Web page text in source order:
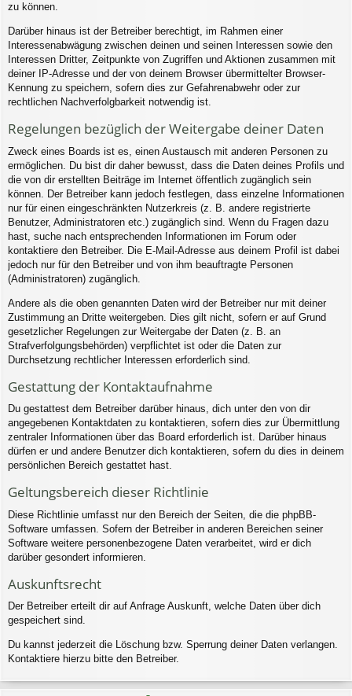
zu können.
Darüber hinaus ist der Betreiber berechtigt, im Rahmen einer
Interessenabwägung zwischen deinen und seinen Interessen sowie den
Interessen Dritter, Zeitpunkte von Zugriffen und Aktionen zusammen mit
deiner IP-Adresse und der von deinem Browser übermittelter Browser-
Kennung zu speichern, sofern dies zur Gefahrenabwehr oder zur
rechtlichen Nachverfolgbarkeit notwendig ist.
Regelungen bezüglich der Weitergabe deiner Daten
Zweck eines Boards ist es, einen Austausch mit anderen Personen zu
ermöglichen. Du bist dir daher bewusst, dass die Daten deines Profils und
die von dir erstellten Beiträge im Internet öffentlich zugänglich sein
können. Der Betreiber kann jedoch festlegen, dass einzelne Informationen
nur für einen eingeschränkten Nutzerkreis (z. B. andere registrierte
Benutzer, Administratoren etc.) zugänglich sind. Wenn du Fragen dazu
hast, suche nach entsprechenden Informationen im Forum oder
kontaktiere den Betreiber. Die E-Mail-Adresse aus deinem Profil ist dabei
jedoch nur für den Betreiber und von ihm beauftragte Personen
(Administratoren) zugänglich.
Andere als die oben genannten Daten wird der Betreiber nur mit deiner
Zustimmung an Dritte weitergeben. Dies gilt nicht, sofern er auf Grund
gesetzlicher Regelungen zur Weitergabe der Daten (z. B. an
Strafverfolgungsbehörden) verpflichtet ist oder die Daten zur
Durchsetzung rechtlicher Interessen erforderlich sind.
Gestattung der Kontaktaufnahme
Du gestattest dem Betreiber darüber hinaus, dich unter den von dir
angegebenen Kontaktdaten zu kontaktieren, sofern dies zur Übermittlung
zentraler Informationen über das Board erforderlich ist. Darüber hinaus
dürfen er und andere Benutzer dich kontaktieren, sofern du dies in deinem
persönlichen Bereich gestattet hast.
Geltungsbereich dieser Richtlinie
Diese Richtlinie umfasst nur den Bereich der Seiten, die die phpBB-
Software umfassen. Sofern der Betreiber in anderen Bereichen seiner
Software weitere personenbezogene Daten verarbeitet, wird er dich
darüber gesondert informieren.
Auskunftsrecht
Der Betreiber erteilt dir auf Anfrage Auskunft, welche Daten über dich
gespeichert sind.
Du kannst jederzeit die Löschung bzw. Sperrung deiner Daten verlangen.
Kontaktiere hierzu bitte den Betreiber.